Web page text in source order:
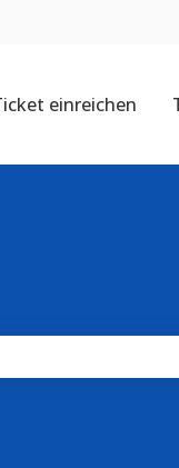
einreichen